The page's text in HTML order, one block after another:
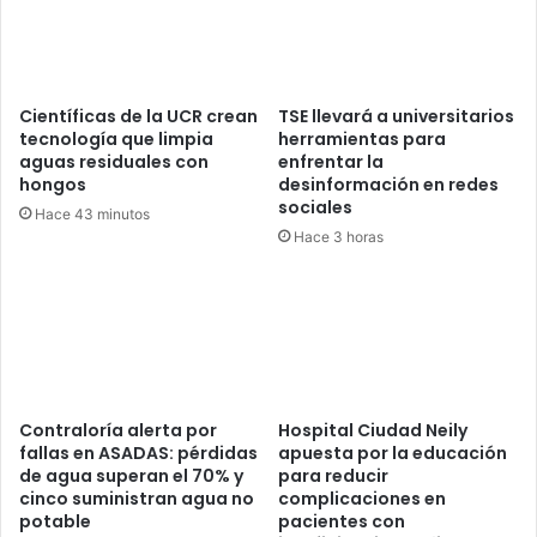
Científicas de la UCR crean
tecnología que limpia
aguas residuales con
hongos
Hace 43 minutos
TSE llevará a universitarios
herramientas para
enfrentar la
desinformación en redes
sociales
Hace 3 horas
Contraloría alerta por
fallas en ASADAS: pérdidas
de agua superan el 70% y
cinco suministran agua no
potable
Hospital Ciudad Neily
apuesta por la educación
para reducir
complicaciones en
pacientes con